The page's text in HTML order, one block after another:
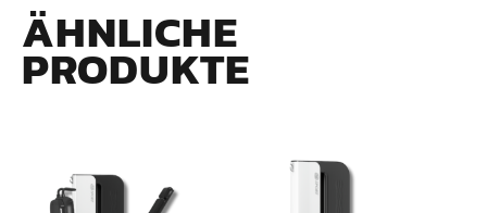
ÄHNLICHE
PRODUKTE